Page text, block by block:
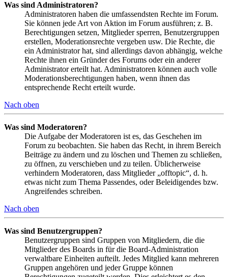
Was sind Administratoren?
Administratoren haben die umfassendsten Rechte im Forum.
Sie können jede Art von Aktion im Forum ausführen; z. B.
Berechtigungen setzen, Mitglieder sperren, Benutzergruppen
erstellen, Moderationsrechte vergeben usw. Die Rechte, die
ein Administrator hat, sind allerdings davon abhängig, welche
Rechte ihnen ein Gründer des Forums oder ein anderer
Administrator erteilt hat. Administratoren können auch volle
Moderationsberechtigungen haben, wenn ihnen das
entsprechende Recht erteilt wurde.
Nach oben
Was sind Moderatoren?
Die Aufgabe der Moderatoren ist es, das Geschehen im
Forum zu beobachten. Sie haben das Recht, in ihrem Bereich
Beiträge zu ändern und zu löschen und Themen zu schließen,
zu öffnen, zu verschieben und zu teilen. Üblicherweise
verhindern Moderatoren, dass Mitglieder „offtopic“, d. h.
etwas nicht zum Thema Passendes, oder Beleidigendes bzw.
Angreifendes schreiben.
Nach oben
Was sind Benutzergruppen?
Benutzergruppen sind Gruppen von Mitgliedern, die die
Mitglieder des Boards in für die Board-Administration
verwaltbare Einheiten aufteilt. Jedes Mitglied kann mehreren
Gruppen angehören und jeder Gruppe können